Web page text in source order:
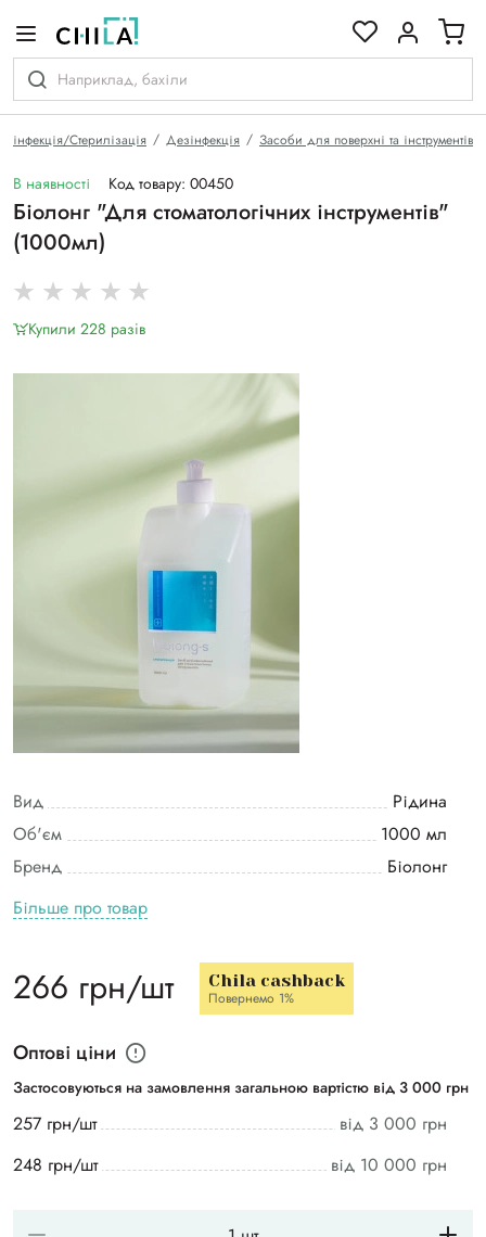
Стерилізація Дезінфекція Засоби для поверхні та інструментів
В наявності Код товару: 00450
Біолонг "Для стоматологічних інструментів"
(1000мл)
Купили 228 разiв
Вид
Рідина
Об'єм
1000 мл
Бренд
Біолонг
Більше про товар
266 грн/шт Chila cashback
Повернемо 1%
Оптові ціни
Застосовуються на замовлення загальною вартістю від 3 000 грн
257 грн/шт
від 3 000 грн
248 грн/шт
від 10 000 грн
гамі